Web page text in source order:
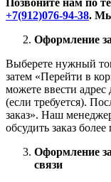
Позвоните нам по
+7(912)076-94-38. Мы
Оформление
Выберете нужный
затем «Перейти в
можете ввести адрес
(если требуется).
заказ». Наш
обсудить заказ
Оформление
связи